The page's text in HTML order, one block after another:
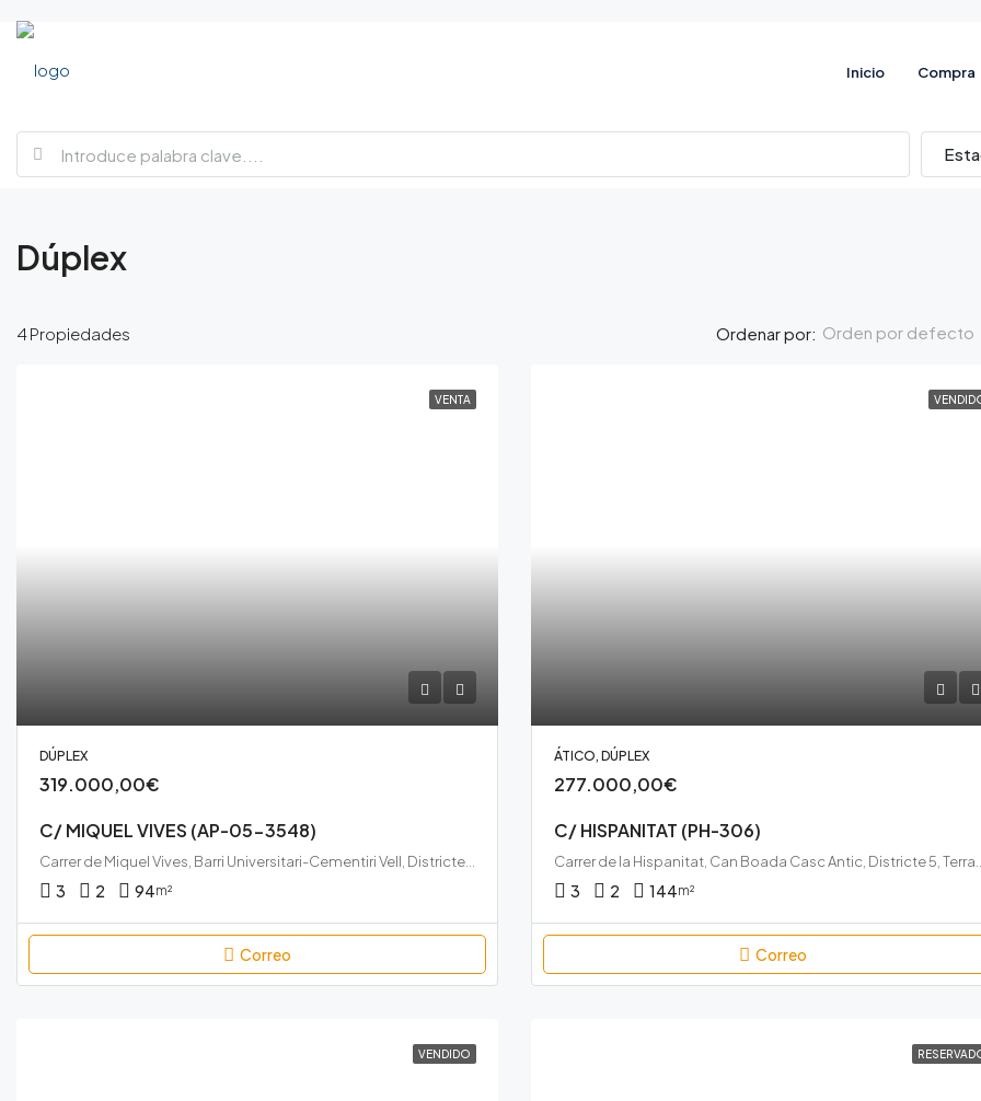
Inicio Compra
Dúplex
4 Propiedades Ordenar por: Orden por defecto
VENTA
DÚPLEX
319.000,00€
C/ MIQUEL VIVES (AP-05-3548)
Carrer de Miquel Vives, Barri Universitari-Cementiri Vell, Districte 1, Terrassa, Vallès Occidental, Barcelona, Catalunya, 08222, España
3 2 94m²
Correo
ÁTICO, DÚPLEX
277.000,00€
C/ HISPANITAT (PH-306)
Carrer de la Hispanitat, Can Boada
3 2 144m²
Correo
VENDIDO